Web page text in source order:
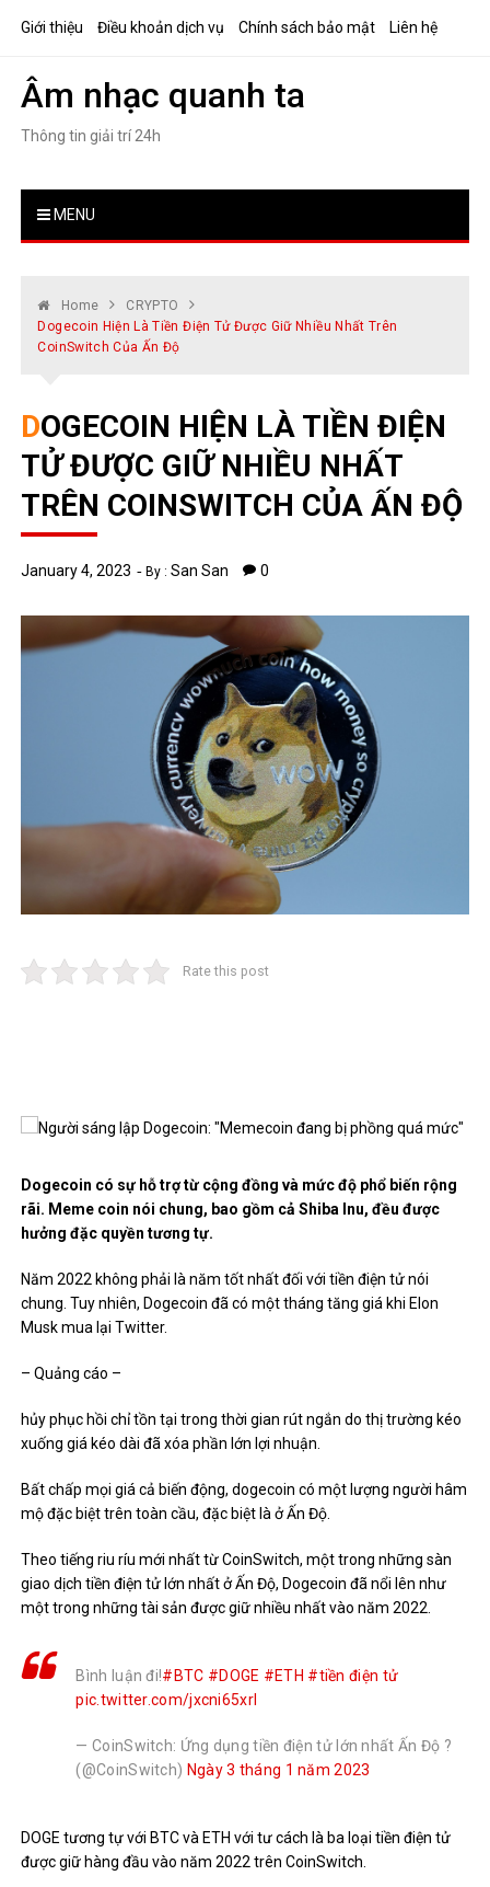
Giới thiệu Điều khoản dịch vụ Chính sách bảo mật Liên hệ
Âm nhạc quanh ta
Thông tin giải trí 24h
MENU
Home
CRYPTO
Dogecoin Hiện Là Tiền Điện Tử Được Giữ Nhiều Nhất Trên
CoinSwitch Của Ấn Độ
DOGECOIN HIỆN LÀ TIỀN ĐIỆN
TỬ ĐƯỢC GIỮ NHIỀU NHẤT
TRÊN COINSWITCH CỦA ẤN ĐỘ
January 4, 2023 By :San San 0
Rate this post
Dogecoin có sự hỗ trợ từ cộng đồng và mức độ phổ biến rộng
rãi. Meme coin nói chung, bao gồm cả Shiba Inu, đều được
hưởng đặc quyền tương tự.
Năm 2022 không phải là năm tốt nhất đối với tiền điện tử nói
chung. Tuy nhiên, Dogecoin đã có một tháng tăng giá khi Elon
Musk mua lại Twitter.
– Quảng cáo –
hủy phục hồi chỉ tồn tại trong thời gian rút ngắn do thị trường kéo
xuống giá kéo dài đã xóa phần lớn lợi nhuận.
Bất chấp mọi giá cả biến động, dogecoin có một lượng người hâm
mộ đặc biệt trên toàn cầu, đặc biệt là ở Ấn Độ.
Theotiếng riu ríu mới nhất từ ​​​​CoinSwitch, một trong những sàn
giao dịch tiền điện tử lớn nhất ở Ấn Độ, Dogecoin đã nổi lên như
một trong những tài sản được giữ nhiều nhất vào năm 2022.
Bình luận đi!#BTC #DOGE #ETH #tiền điện tử
pic.twitter.com/jxcni65xrI
— CoinSwitch: Ứng dụng tiền điện tử lớn nhất Ấn Độ ?
(@CoinSwitch) Ngày 3 tháng 1 năm 2023
DOGE tương tự với BTC và ETH với tư cách là ba loại tiền điện tử
được giữ hàng đầu vào năm 2022 trên CoinSwitch.